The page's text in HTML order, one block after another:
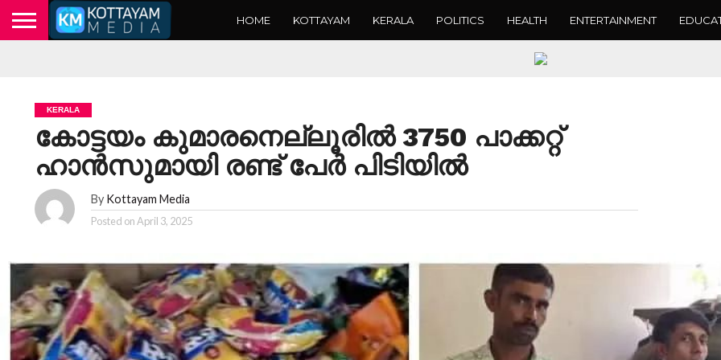
HOME KOTTAYAM KERALA POLITICS HEALTH ENTERTAINMENT
KERALA
കോട്ടയം കുമാരനെല്ലൂരിൽ 3750 പാക്കറ്റ്
ഹാൻസുമായി രണ്ട് പേർ പിടിയിൽ
By Kottayam Media
Posted onApril 3, 2025